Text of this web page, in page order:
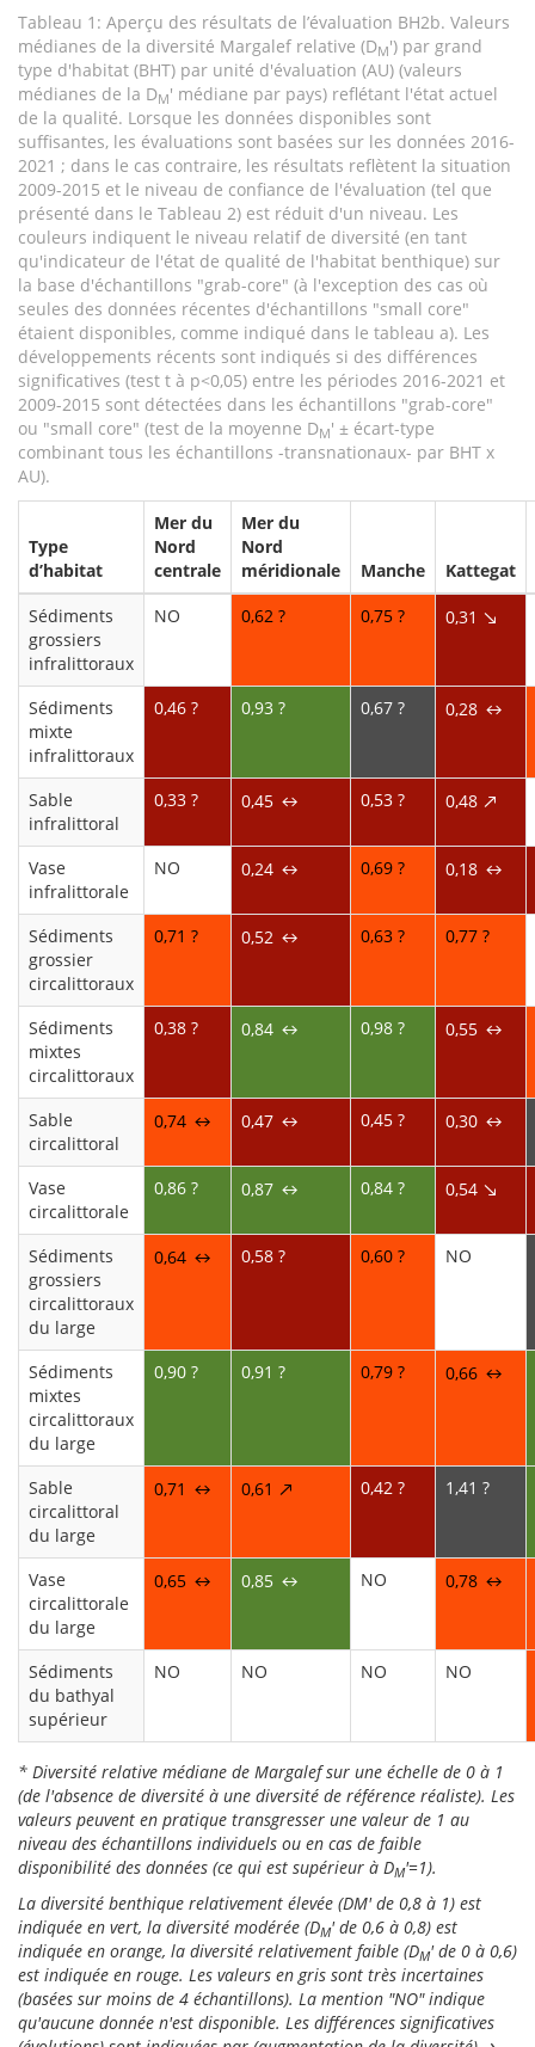
Tableau 1: Aperçu des résultats de l’évaluation BH2b. Valeurs
médianes de la diversité Margalef relative (DM') par grand
type d'habitat (BHT) par unité d'évaluation (AU) (valeurs
médianes de la DM' médiane par pays) reflétant l'état actuel
de la qualité. Lorsque les données disponibles sont
suffisantes, les évaluations sont basées sur les données 2016-
2021 ; dans le cas contraire, les résultats reflètent la situation
2009-2015 et le niveau de confiance de l'évaluation (tel que
présenté dans le Tableau 2) est réduit d'un niveau. Les
couleurs indiquent le niveau relatif de diversité (en tant
qu'indicateur de l'état de qualité de l'habitat benthique) sur
la base d'échantillons "grab-core" (à l'exception des cas où
seules des données récentes d'échantillons "small core"
étaient disponibles, comme indiqué dans le tableau a). Les
développements récents sont indiqués si des différences
significatives (test t à p<0,05) entre les périodes 2016-2021 et
2009-2015 sont détectées dans les échantillons "grab-core"
ou "small core" (test de la moyenne DM' ± écart-type
combinant tous les échantillons -transnationaux- par BHT x
AU).
Type
d’habitat
Mer du
Nord
centrale
Mer du
Nord
méridionale
Manche
Kattegat
Sédiments
grossiers
infralittoraux
NO 0,62 ? 0,75 ? 0,31 ↘
Sédiments
mixte
infralittoraux
0,46 ? 0,93 ? 0,67 ? 0,28 ↔
Sable
infralittoral
0,33 ? 0,45 ↔ 0,53 ? 0,48 ↗
Vase
infralittorale
NO 0,24 ↔ 0,69 ? 0,18 ↔
Sédiments
grossier
circalittoraux
0,71 ? 0,52 ↔ 0,63 ? 0,77 ?
Sédiments
mixtes
circalittoraux
0,38 ? 0,84 ↔ 0,98 ? 0,55 ↔
Sable
circalittoral
0,74 ↔ 0,47 ↔ 0,45 ? 0,30 ↔
Vase
circalittorale
0,86 ? 0,87 ↔ 0,84 ? 0,54 ↘
Sédiments
grossiers
circalittoraux
du large
0,64 ↔ 0,58 ? 0,60 ? NO
Sédiments
mixtes
circalittoraux
du large
0,90 ? 0,91 ? 0,79 ? 0,66 ↔
Sable
circalittoral
du large
0,71 ↔ 0,61 ↗ 0,42 ? 1,41 ?
Vase
circalittorale
du large
0,65 ↔ 0,85 ↔ NO 0,78 ↔
Sédiments
du bathyal
supérieur
NO NO NO NO
* Diversité relative médiane de Margalef sur une échelle de 0 à 1
(de l'absence de diversité à une diversité de référence réaliste). Les
valeurs peuvent en pratique transgresser une valeur de 1 au
niveau des échantillons individuels ou en cas de faible
disponibilité des données (ce qui est supérieur à DM'=1).
La diversité benthique relativement élevée (DM' de 0,8 à 1) est
indiquée en vert, la diversité modérée (DM' de 0,6 à 0,8) est
indiquée en orange, la diversité relativement faible (DM' de 0 à 0,6)
est indiquée en rouge. Les valeurs en gris sont très incertaines
(basées sur moins de 4 échantillons). La mention "NO" indique
qu'aucune donnée n'est disponible. Les différences significatives